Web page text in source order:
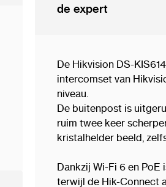
de expert
De Hikvision DS-
intercomset van
niveau.
De buitenpost is
ruim twee keer
kristalhelder beeld,
Dankzij Wi-Fi 6 en
terwijl de Hik-Connect